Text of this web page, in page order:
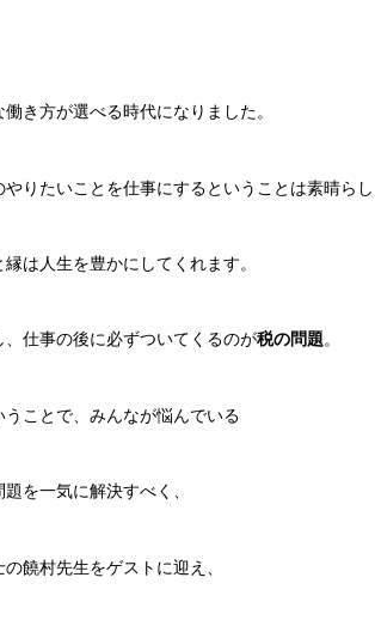
働き方が選べる時代になりました。
やりたいことを仕事にするということは素晴ら
縁は人生を豊かにしてくれます。
、仕事の後に必ずついてくるのが税の問題。
うことで、みんなが悩んでいる
題を一気に解決すべく、
の饒村先生をゲストに迎え、